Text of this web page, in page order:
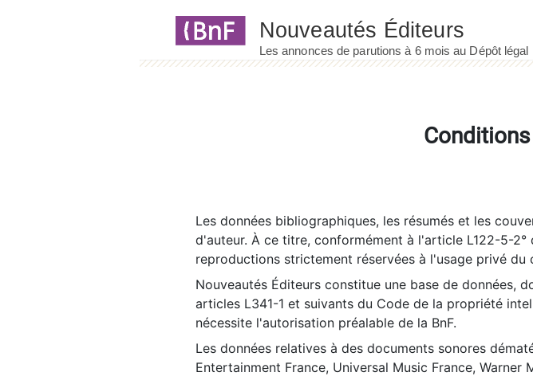
Les données bibliographiques, les résumés et les
d'auteur. À ce titre, conformément à l'article L122-5-
reproductions strictement réservées à l'usage privé
Nouveautés Éditeurs constitue une base de données,
articles L341-1 et suivants du Code de la propriété
nécessite l'autorisation préalable de la BnF.
Les données relatives à des documents sonores
Entertainment France, Universal Music France,